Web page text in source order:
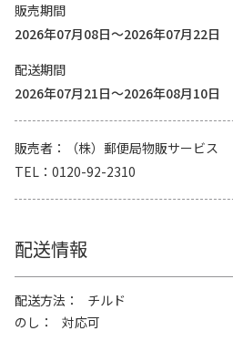
販売期間
2026年07月08日～2026年07月22日
配送期間
2026年07月21日～2026年08月10日
販売者
（株）郵便局物販サービス
TEL
0120-92-2310
配送情報
配送方法
チルド
のし
対応可